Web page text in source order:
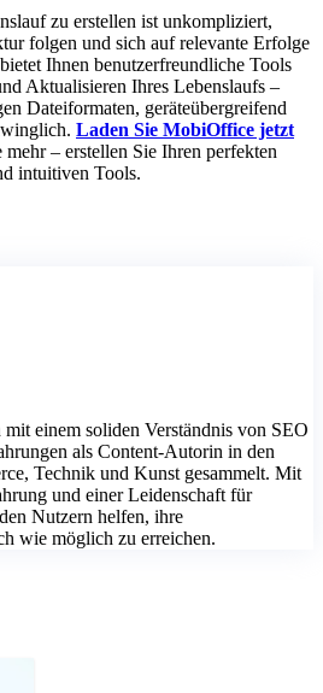
zu erstellen ist unkompliziert,
folgen und sich auf relevante Erfolge
bietet Ihnen benutzerfreundliche Tools
Aktualisieren Ihres Lebenslaufs –
Dateiformaten, geräteübergreifend
Laden Sie MobiOffice jetzt
mehr – erstellen Sie Ihren perfekten
intuitiven Tools.
einem soliden Verständnis von SEO
als Content-Autorin in den
Technik und Kunst gesammelt. Mit
und einer Leidenschaft für
Nutzern helfen, ihre
wie möglich zu erreichen.